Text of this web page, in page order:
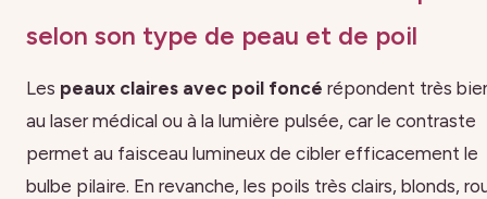
selon son type de peau et de poil
Les peaux claires avec poil foncé répondent très
au laser médical ou à la lumière pulsée, car le contraste
permet au faisceau lumineux de cibler efficacement le
bulbe pilaire. En revanche, les poils très clairs, blonds,